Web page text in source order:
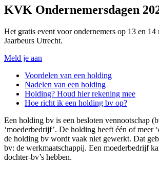
KVK Ondernemersdagen
Het gratis event voor ondernemers op 13 en 14
Jaarbeurs Utrecht.
Meld je aan
Voordelen van een holding
Nadelen van een holding
Holding? Houd hier rekening mee
Hoe richt ik een holding bv op?
Een holding bv is een besloten vennootschap
‘moederbedrijf’. De holding heeft één of meer
de holding bv wordt vaak niet gewerkt. Dat
bv: de werkmaatschappij. Een moederbedrijf
dochter-bv’s hebben.